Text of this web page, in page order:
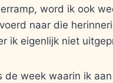
word ik ook
naar die
ik eigenlijk niet
de week waarin ik